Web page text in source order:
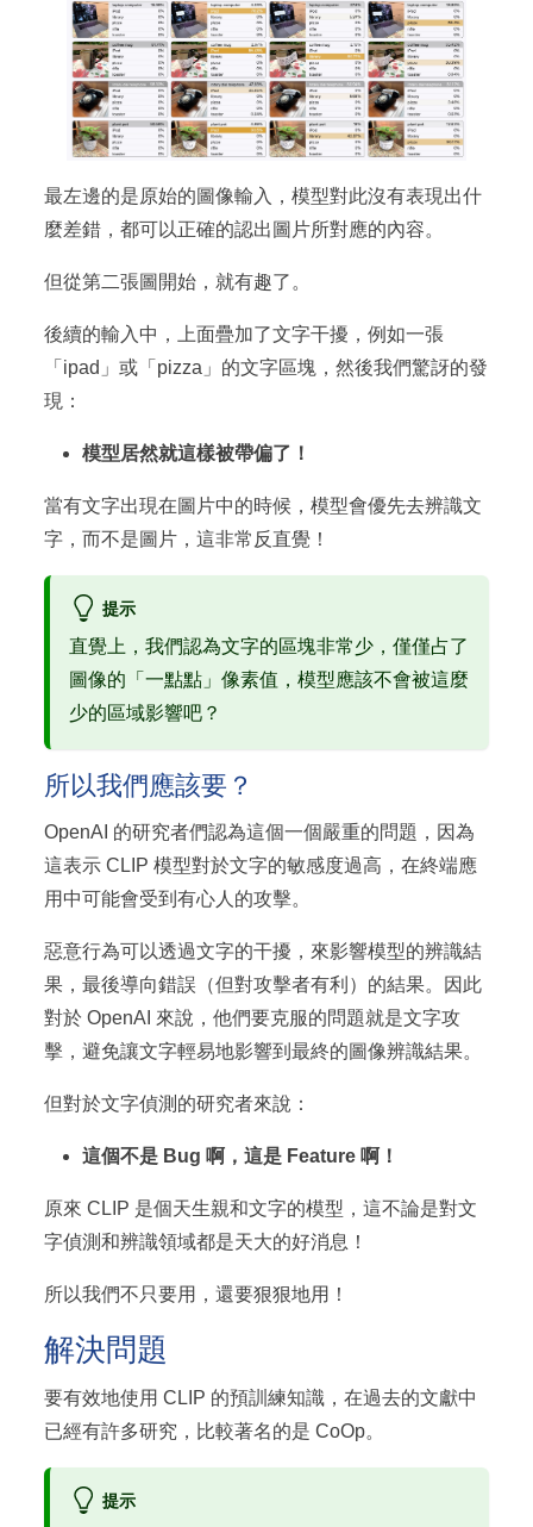
最左邊的是原始的圖像輸入，模型對此沒有表現出什
麼差錯，都可以正確的認出圖片所對應的內容。
但從第二張圖開始，就有趣了。
後續的輸入中，上面疊加了文字干擾，例如一張
「ipad」或「pizza」的文字區塊，然後我們驚訝的發
現：
模型居然就這樣被帶偏了！
當有文字出現在圖片中的時候，模型會優先去辨識文
字，而不是圖片，這非常反直覺！
提示
直覺上，我們認為文字的區塊非常少，僅僅占了
圖像的「一點點」像素值，模型應該不會被這麼
少的區域影響吧？
所以我們應該要？
OpenAI 的研究者們認為這個一個嚴重的問題，因為
這表示 CLIP 模型對於文字的敏感度過高，在終端應
用中可能會受到有心人的攻擊。
惡意行為可以透過文字的干擾，來影響模型的辨識結
果，最後導向錯誤（但對攻擊者有利）的結果。因此
對於 OpenAI 來說，他們要克服的問題就是文字攻
擊，避免讓文字輕易地影響到最終的圖像辨識結果。
但對於文字偵測的研究者來說：
這個不是 Bug 啊，這是 Feature 啊！
原來 CLIP 是個天生親和文字的模型，這不論是對文
字偵測和辨識領域都是天大的好消息！
所以我們不只要用，還要狠狠地用！
解決問題
要有效地使用 CLIP 的預訓練知識，在過去的文獻中
已經有許多研究，比較著名的是 CoOp。
提示